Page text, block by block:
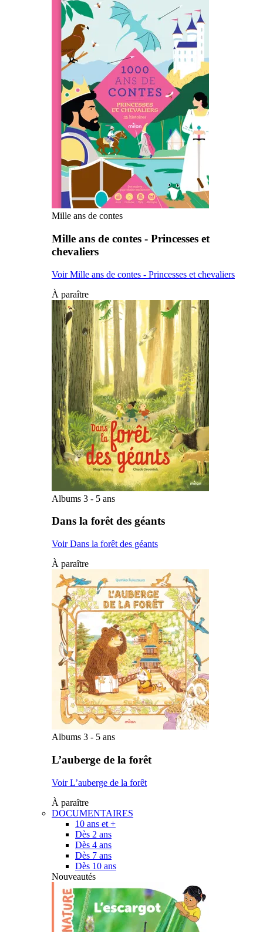
Mille ans de contes
Mille ans de contes - Princesses et
chevaliers
Voir Mille ans de contes - Princesses et chevaliers
À paraître
Albums 3 - 5 ans
Dans la forêt des géants
Voir Dans la forêt des géants
À paraître
Albums 3 - 5 ans
L’auberge de la forêt
Voir L’auberge de la forêt
À paraître
DOCUMENTAIRES
10 ans et +
Dès 2 ans
Dès 4 ans
Dès 7 ans
Dès 10 ans
Nouveautés